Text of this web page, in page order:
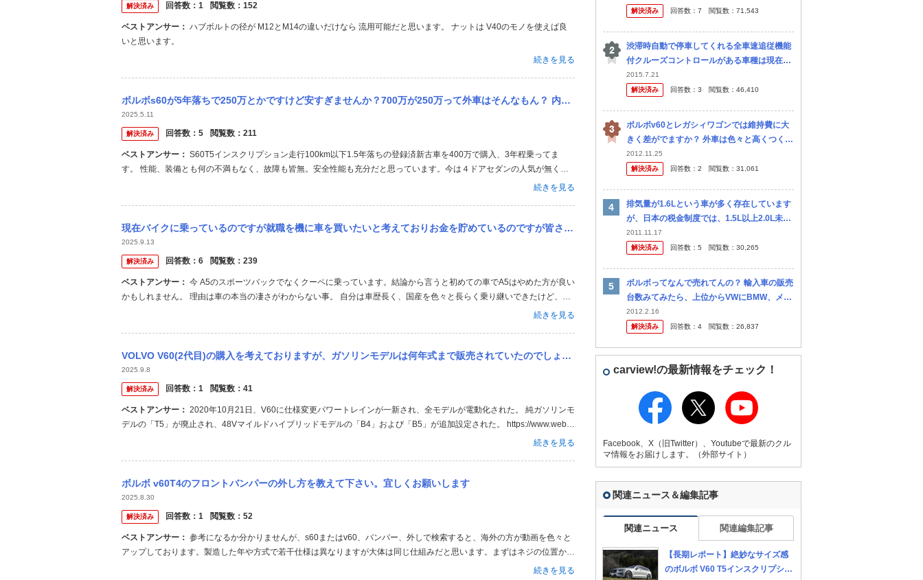
解決済み 回答数： 1 閲覧数： 152
ベストアンサー：
いと思います。
続きを見る
ボルボs60が5年落ちで250万とかですけど安すぎませんか？700万が250万って外車はそんなもん？ 内外装共に上品だし結構好きなんですけど
2025.5.11
解決済み 回答数： 5 閲覧数： 211
ベストアンサー：
す。 性能、装備とも何の不満もなく、故障も皆無。安全性能も充分だと思っています。今は４ドアセダンの人気が無く、S
60も国内販売は終了との事。背の高いSUVタイプばかりのラインアップになりました。高速を安定して静かに走るのには
続きを見る
現在バイクに乗っているのですが就職を機に車を買いたいと考えておりお金を貯めているのですが皆さんはどう言う理由で車種を決めましたか？ 前々から好きだったティアナ、ボルボs60t4、アウディA5スポ...
2025.9.13
解決済み 回答数： 6 閲覧数： 239
ベストアンサー：
かもしれません。 理由は車の本当の凄さがわからない事。 自分は車歴長く、国産を色々と長らく乗り継いできたけど、欧
州車に乗るようになってからもう二度と国産に戻れません。 ゴルフ仲間にも国産の最高峰とも言えるレクサスに乗ってい
続きを見る
VOLVO V60(2代目)の購入を考えておりますが、ガソリンモデルは何年式まで販売されていたのでしょうか また、現行のプラグインハイブリッドはガソリンのみの走行は可能でしょうか？ ハイブリッ...
2025.9.8
解決済み 回答数： 1 閲覧数： 41
ベストアンサー：
デルの「T5」が廃止され、48Vマイルドハイブリッドモデルの「B4」および「B5」が追加設定された。 https://www.webc
続きを見る
ボルボ v60T4のフロントバンパーの外し方を教えて下さい。宜しくお願いします
2025.8.30
解決済み 回答数： 1 閲覧数： 52
ベストアンサー：
アップしております。製造した年や方式で若干仕様は異なりますが大体は同じ仕組みだと思います。まずはネジの位置から
続きを見る
解決済み
回答数： 7 閲覧数： 71,543
渋滞時自動で停車してくれる全車速追従機能
付クルーズコントロールがある車種は現在何
があるでしょうか？ 本体価格700万円以下、
オプション設定可でお願いします。 ・アイサ
2015.7.21
解決済み
回答数： 3 閲覧数： 46,410
ボルボv60とレガシィワゴンでは維持費に大
きく差がでますか？ 外車は色々と高くつくの
でしょうか？
2012.11.25
解決済み
回答数： 2 閲覧数： 31,061
排気量が1.6Lという車が多く存在しています
が、日本の税金制度では、1.5L以上2.0L未満
までが同じなのに、どうして1.6Lの車が多く
存在しているのでしょうか？ またボルボのS
2011.11.17
解決済み
回答数： 5 閲覧数： 30,265
ボルボってなんで売れてんの？ 輸入車の販売
台数みてみたら、上位からVWにBMW、メル
セデスにアウディ・・・まぁここまでは分か
るけれども、次点でボルボって・・ ボルボデ
2012.2.16
解決済み
回答数： 4 閲覧数： 26,837
carview!の最新情報をチェック！
Facebook、X（旧Twitter）、Youtubeで最新のクル
マ情報をお届けします。（外部サイト）
関連ニュース＆編集記事
関連ニュース 関連編集記事
【長期レポート】絶妙なサイズ感
のボルボ V60 T5インスクリプショ